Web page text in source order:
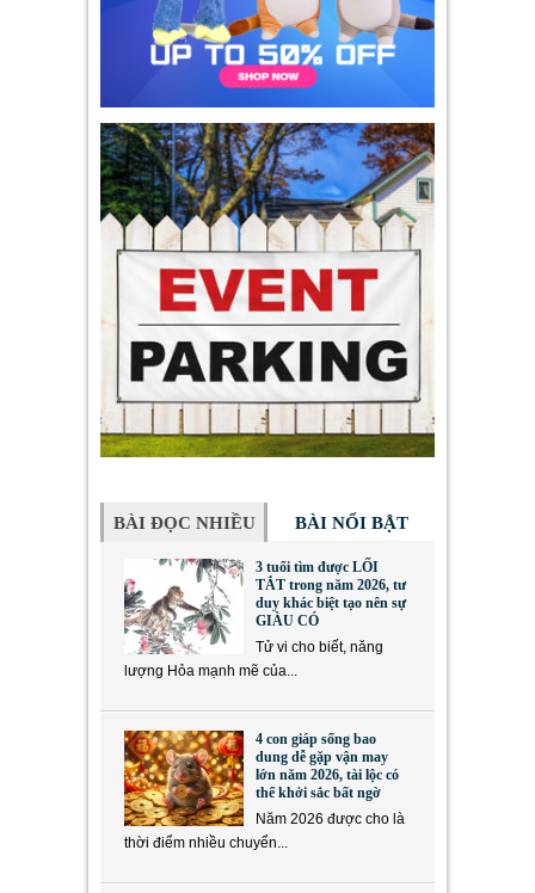
BÀI ĐỌC NHIỀU BÀI NỔI BẬT
3 tuổi tìm được LỐI
TẮT trong năm 2026, tư
duy khác biệt tạo nên sự
GIÀU CÓ
Tử vi cho biết, năng
lượng Hỏa mạnh mẽ của...
4 con giáp sống bao
dung dễ gặp vận may
lớn năm 2026, tài lộc có
thể khởi sắc bất ngờ
Năm 2026 được cho là
thời điểm nhiều chuyển...